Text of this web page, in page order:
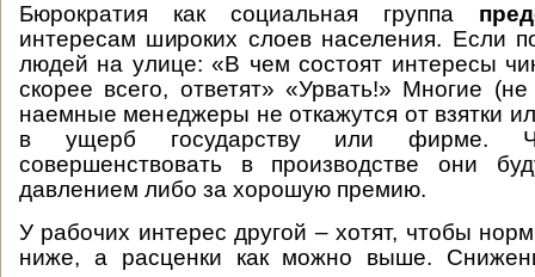
Бюрократия как социальная группа
интересам широких слоев населения. Если
людей на улице: «В чем состоят интересы
скорее всего, ответят» «Урвать!» Многие
наемные менеджеры не откажутся от взятки
в ущерб государству или фирме.
совершенствовать в производстве они
давлением либо за хорошую премию.
У рабочих интерес другой – хотят, чтобы
ниже, а расценки как можно выше.